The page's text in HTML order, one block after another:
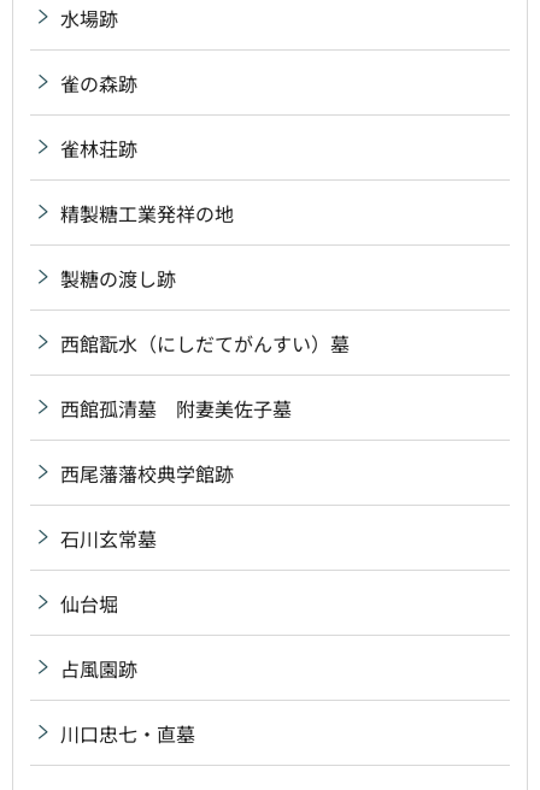
水場跡
雀の森跡
雀林荘跡
精製糖工業発祥の地
製糖の渡し跡
西館翫水（にしだてがんすい）墓
西館孤清墓 附妻美佐子墓
西尾藩藩校典学館跡
石川玄常墓
仙台堀
占風園跡
川口忠七・直墓